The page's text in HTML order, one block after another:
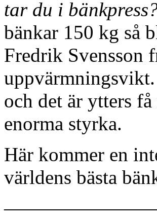
tar du i
bänkar 150 kg så
Fredrik Svensson
och det är ytters
enorma styrka.
Här kommer en
världens bästa